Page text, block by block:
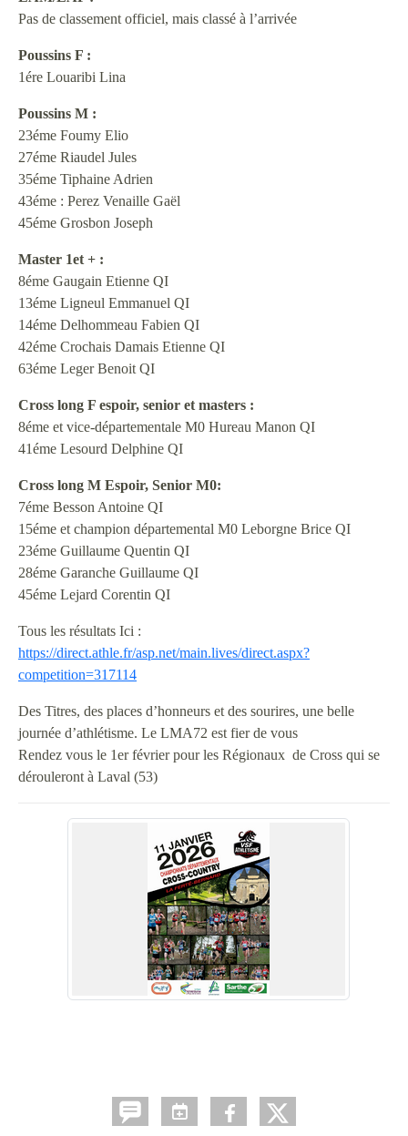
Pas de classement officiel, mais classé à l’arrivée
Poussins F :
1ére Louaribi Lina
Poussins M :
23éme Foumy Elio
27éme Riaudel Jules
35éme Tiphaine Adrien
43éme : Perez Venaille Gaël
45éme Grosbon Joseph
Master 1et + :
8éme Gaugain Etienne QI
13éme Ligneul Emmanuel QI
14éme Delhommeau Fabien QI
42éme Crochais Damais Etienne QI
63éme Leger Benoit QI
Cross long F espoir, senior et masters :
8éme et vice-départementale M0 Hureau Manon QI
41éme Lesourd Delphine QI
Cross long M Espoir, Senior M0:
7éme Besson Antoine QI
15éme et champion départemental M0 Leborgne Brice QI
23éme Guillaume Quentin QI
28éme Garanche Guillaume QI
45éme Lejard Corentin QI
Tous les résultats Ici :
https://direct.athle.fr/asp.net/main.lives/direct.aspx?
competition=317114
Des Titres, des places d’honneurs et des sourires, une belle
journée d’athlétisme. Le LMA72 est fier de vous
Rendez vous le 1er février pour les Régionaux de Cross qui se
dérouleront à Laval (53)